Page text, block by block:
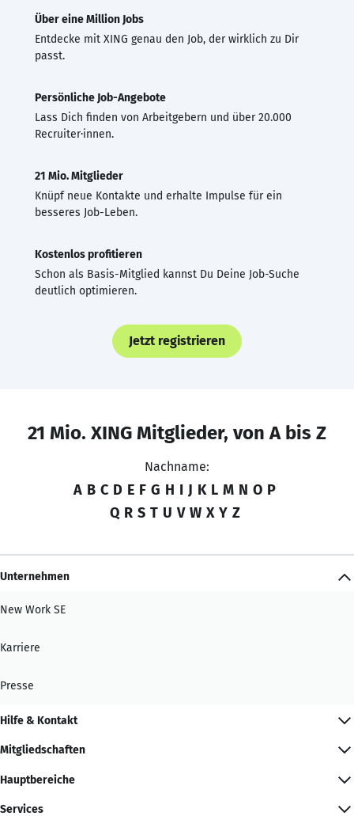
Über eine Million Jobs
Entdecke mit XING genau den Job, der wirklich zu Dir
passt.
Persönliche Job-Angebote
Lass Dich finden von Arbeitgebern und über 20.000
Recruiter·innen.
21 Mio. Mitglieder
Knüpf neue Kontakte und erhalte Impulse für ein
besseres Job-Leben.
Kostenlos profitieren
Schon als Basis-Mitglied kannst Du Deine Job-Suche
deutlich optimieren.
Jetzt registrieren
21 Mio. XING Mitglieder, von A bis Z
Nachname:
A B C D E F G H I J K L M N O P
Q R S T U V W X Y Z
Unternehmen
New Work SE
Karriere
Presse
Hilfe & Kontakt
Mitgliedschaften
Hauptbereiche
Services